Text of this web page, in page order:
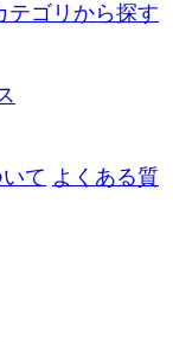
テゴリから探す
て よくある質